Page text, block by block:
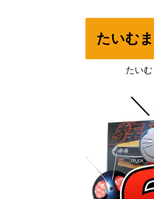
未来へ一緒に 桐生
“B小町”MEMちょ
オー・ソレ・スー
アルティメットマ
たいむ
たい